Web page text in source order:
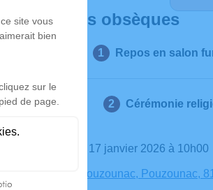
Déroulé des obsèques
Repos en salon
Cérémonie
Le samedi 17 janvier 2026 à 10h00
Église À Pouzounac, Pouzounac,